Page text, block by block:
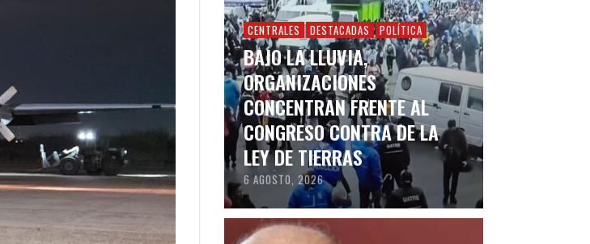
CENTRALES DESTACADAS POLÍTICA
BAJO LA LLUVIA,
ORGANIZACIONES
CONCENTRAN FRENTE AL
CONGRESO CONTRA DE LA
LEY DE TIERRAS
6 AGOSTO, 2026